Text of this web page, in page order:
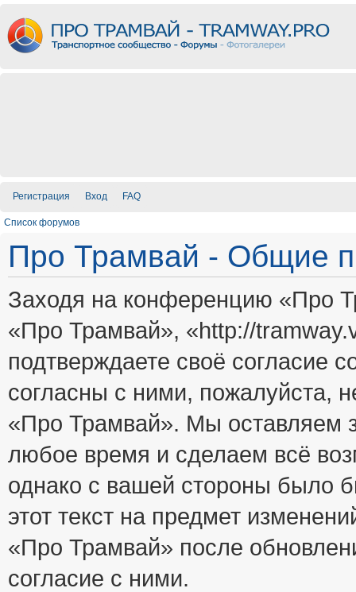
Регистрация Вход FAQ
Список форумов
Про Трамвай - Общие
Заходя на конференцию «Про
«Про Трамвай», «http://
подтверждаете своё
согласны с ними, пожалуйста,
«Про Трамвай». Мы оставляем
любое время и сделаем всё
однако с вашей стороны было
этот текст на предмет
«Про Трамвай» после
согласие с ними.